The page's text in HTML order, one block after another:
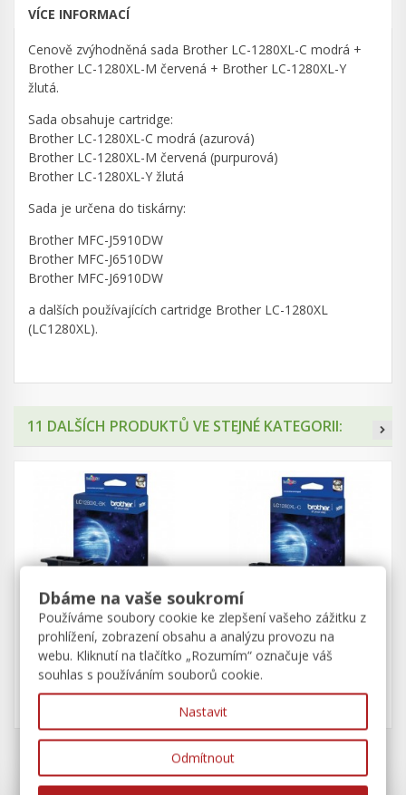
VÍCE INFORMACÍ
Cenově zvýhodněná sada Brother LC-1280XL-C modrá +
Brother LC-1280XL-M červená + Brother LC-1280XL-Y
žlutá.
Sada obsahuje cartridge:
Brother LC-1280XL-C modrá (azurová)
Brother LC-1280XL-M červená (purpurová)
Brother LC-1280XL-Y žlutá
Sada je určena do tiskárny:
Brother MFC-J5910DW
Brother MFC-J6510DW
Brother MFC-J6910DW
a dalších používajících cartridge Brother LC-1280XL
(LC1280XL).
11 DALŠÍCH PRODUKTŮ VE STEJNÉ KATEGORII:
Brother LC-1280XL-BK
černá
Brother LC-1280XL-C
modrá
Dbáme na vaše soukromí
Používáme soubory cookie ke zlepšení vašeho zážitku z
prohlížení, zobrazení obsahu a analýzu provozu na
webu. Kliknutí na tlačítko „Rozumím“ označuje váš
souhlas s používáním souborů cookie.
Nastavit
Odmítnout